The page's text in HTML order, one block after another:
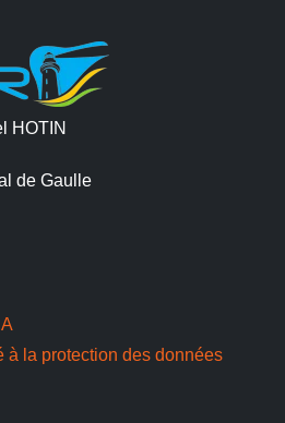
HOTIN
de Gaulle
à la protection des données